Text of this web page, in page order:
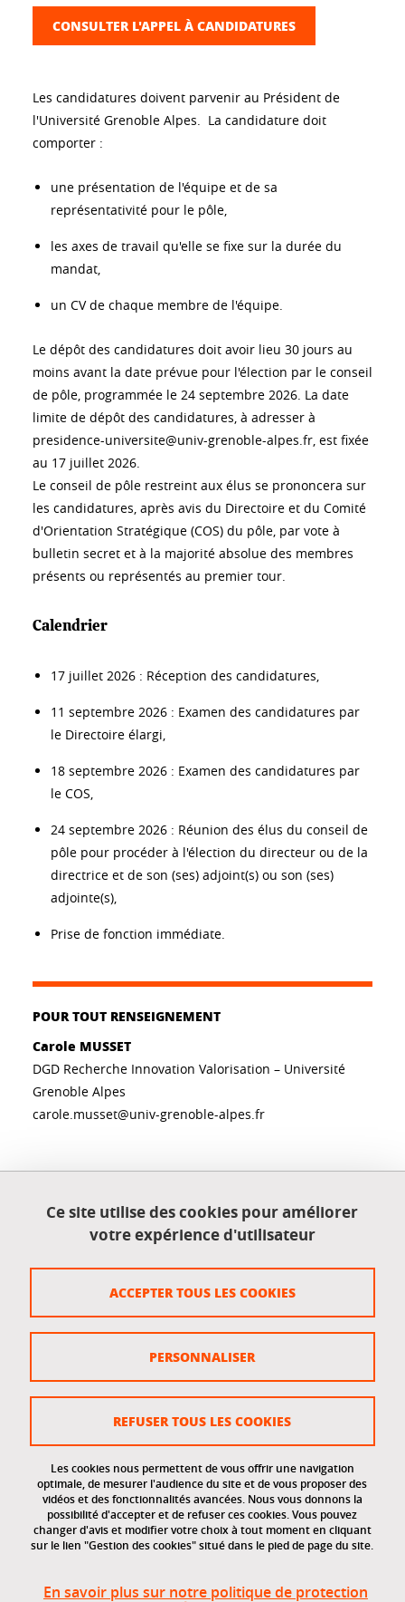
CONSULTER L'APPEL À CANDIDATURES
Les candidatures doivent parvenir au Président de
l'Université Grenoble Alpes. La candidature doit
comporter :
une présentation de l'équipe et de sa
représentativité pour le pôle,
les axes de travail qu'elle se fixe sur la durée du
mandat,
un CV de chaque membre de l'équipe.
Le dépôt des candidatures doit avoir lieu 30 jours au
moins avant la date prévue pour l'élection par le conseil
de pôle, programmée le 24 septembre 2026. La date
limite de dépôt des candidatures, à adresser à
presidence-universite@univ-grenoble-alpes.fr, est fixée
au 17 juillet 2026.
Le conseil de pôle restreint aux élus se prononcera sur
les candidatures, après avis du Directoire et du Comité
d'Orientation Stratégique (COS) du pôle, par vote à
bulletin secret et à la majorité absolue des membres
présents ou représentés au premier tour.
Calendrier
17 juillet 2026 : Réception des candidatures,
11 septembre 2026 : Examen des candidatures par
le Directoire élargi,
18 septembre 2026 : Examen des candidatures par
le COS,
24 septembre 2026 : Réunion des élus du conseil de
pôle pour procéder à l'élection du directeur ou de la
directrice et de son (ses) adjoint(s) ou son (ses)
adjointe(s),
Prise de fonction immédiate.
POUR TOUT RENSEIGNEMENT
Carole MUSSET
DGD Recherche Innovation Valorisation – Université
Grenoble Alpes
carole.musset@univ-grenoble-alpes.fr
Partager
Mis à jour le 12 juin 2026
Université Grenoble Alpes
621 avenue Centrale
38400 Saint-Martin-d'Hères
Ce site utilise des cookies pour améliorer
votre expérience d'utilisateur
Les cookies nous permettent de vous offrir une navigation
optimale, de mesurer l'audience du site et de vous proposer des
vidéos et des fonctionnalités avancées. Nous vous donnons la
possibilité d'accepter et de refuser ces cookies. Vous pouvez
changer d'avis et modifier votre choix à tout moment en cliquant
sur le lien "Gestion des cookies" situé dans le pied de page du site.
En savoir plus sur notre politique de protection
ACCEPTER TOUS LES COOKIES
REFUSER TOUS LES COOKIES
PERSONNALISER